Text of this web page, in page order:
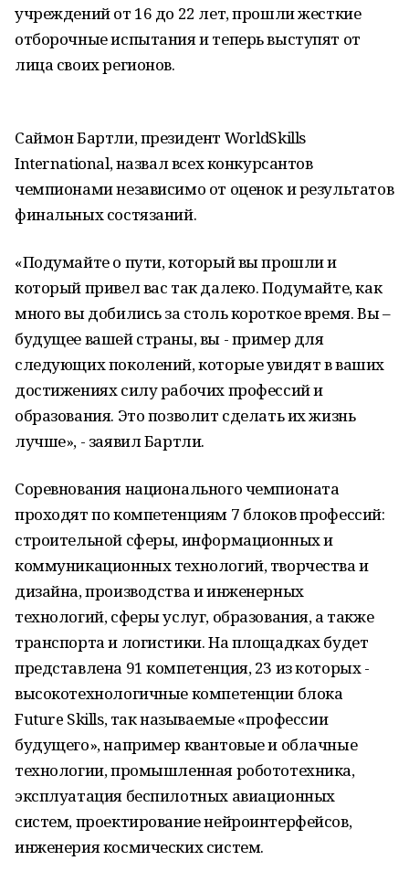
учреждений от 16 до 22 лет, прошли жесткие
отборочные испытания и теперь выступят от
лица своих регионов.
Саймон Бартли, президент WorldSkills
International, назвал всех конкурсантов
чемпионами независимо от оценок и результатов
финальных состязаний.
«Подумайте о пути, который вы прошли и
который привел вас так далеко. Подумайте, как
много вы добились за столь короткое время. Вы –
будущее вашей страны, вы - пример для
следующих поколений, которые увидят в ваших
достижениях силу рабочих профессий и
образования. Это позволит сделать их жизнь
лучше», - заявил Бартли.
Соревнования национального чемпионата
проходят по компетенциям 7 блоков профессий:
строительной сферы, информационных и
коммуникационных технологий, творчества и
дизайна, производства и инженерных
технологий, сферы услуг, образования, а также
транспорта и логистики. На площадках будет
представлена 91 компетенция, 23 из которых -
высокотехнологичные компетенции блока
Future Skills, так называемые «профессии
будущего», например квантовые и облачные
технологии, промышленная робототехника,
эксплуатация беспилотных авиационных
систем, проектирование нейроинтерфейсов,
инженерия космических систем.